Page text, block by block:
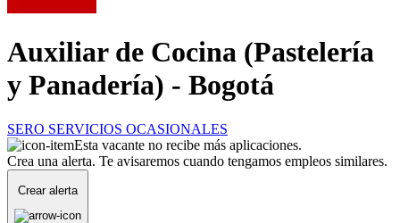
Auxiliar de Cocina (Pastelería
y Panadería) - Bogotá
SERO SERVICIOS OCASIONALES
Esta vacante no recibe más aplicaciones.
Crea una alerta. Te avisaremos cuando tengamos empleos similares.
Crear alerta